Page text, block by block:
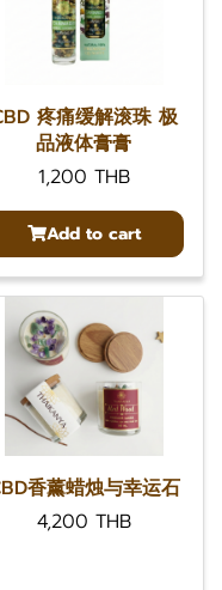
疼痛缓解滚珠 极
品液体膏膏
1,200 THB
Add to cart
香薰蜡烛与幸运石
4,200 THB